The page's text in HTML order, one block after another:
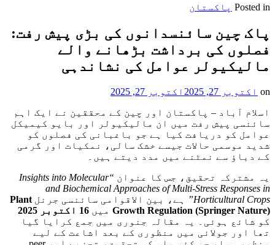
Posted in پاکستان
پاک چین سائنسدانوں کی بڑی پیش رفت:
فصلوں کی برداشت بڑھانے والے
مالیکیولر عوامل کی نشاندہی
on اکتوبر 27, 2025
اکتوبر 27, 2025
اسلام آباد – پاکستان اور چین کے محققین نے ایک اہم
سائنسی پیش رفت میں ان مالیکیولر اور بایو کیمیکل
عوامل کو دریافت کیا ہے جو باغبانی کی فصلوں کو
شدید موسمی حالات جیسے خشک سالی، نمکیات اور گرمی
کے دباؤ سے نمٹنے میں مدد دیتے ہیں۔
یہ مشترکہ تحقیق، جس کا عنوان
“Insights into Molecular
and Biochemical Approaches of Multi-Stress Responses in
Horticultural Crops”
ہے، بین الاقوامی سائنسی جرنلPlant
Growth Regulation (Springer Nature) میں 16 اکتوبر 2025
کو شائع ہوئی۔ یہ مقالہ جنوری میں جمع کرایا گیا
تھا اور جولائی میں منظوری کے بعد اشاعت کے لیے